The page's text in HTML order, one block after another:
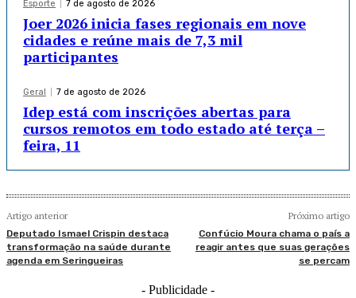
Esporte 7 de agosto de 2026
Joer 2026 inicia fases regionais em nove
cidades e reúne mais de 7,3 mil
participantes
Geral 7 de agosto de 2026
Idep está com inscrições abertas para
cursos remotos em todo estado até terça –
feira, 11
Artigo anterior
Deputado Ismael Crispin destaca
transformação na saúde durante
agenda em Seringueiras
Próximo artigo
Confúcio Moura chama o país a
reagir antes que suas gerações
se percam
- Publicidade -